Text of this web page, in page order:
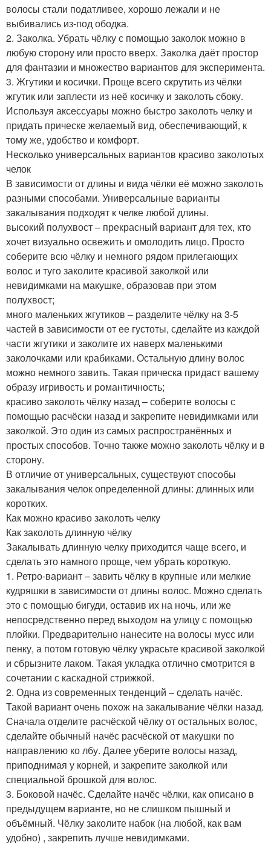
волосы стали податливее, хорошо лежали и не
выбивались из-под ободка.
2. Заколка. Убрать чёлку с помощью заколок можно в
любую сторону или просто вверх. Заколка даёт простор
для фантазии и множество вариантов для эксперимента.
3. Жгутики и косички. Проще всего скрутить из чёлки
жгутик или заплести из неё косичку и заколоть сбоку.
Используя аксессуары можно быстро заколоть челку и
придать прическе желаемый вид, обеспечивающий, к
тому же, удобство и комфорт.
Несколько универсальных вариантов красиво заколотых
челок
В зависимости от длины и вида чёлки её можно заколоть
разными способами. Универсальные варианты
закалывания подходят к челке любой длины.
высокий полухвост – прекрасный вариант для тех, кто
хочет визуально освежить и омолодить лицо. Просто
соберите всю чёлку и немного рядом прилегающих
волос и туго заколите красивой заколкой или
невидимками на макушке, образовав при этом
полухвост;
много маленьких жгутиков – разделите чёлку на 3-5
частей в зависимости от ее густоты, сделайте из каждой
части жгутики и заколите их наверх маленькими
заколочками или крабиками. Остальную длину волос
можно немного завить. Такая прическа придаст вашему
образу игривость и романтичность;
красиво заколоть чёлку назад – соберите волосы с
помощью расчёски назад и закрепите невидимками или
заколкой. Это один из самых распространённых и
простых способов. Точно также можно заколоть чёлку и в
сторону.
В отличие от универсальных, существуют способы
закалывания челок определенной длины: длинных или
коротких.
Как можно красиво заколоть челку
Как заколоть длинную чёлку
Закалывать длинную челку приходится чаще всего, и
сделать это намного проще, чем убрать короткую.
1. Ретро-вариант – завить чёлку в крупные или мелкие
кудряшки в зависимости от длины волос. Можно сделать
это с помощью бигуди, оставив их на ночь, или же
непосредственно перед выходом на улицу с помощью
плойки. Предварительно нанесите на волосы мусс или
пенку, а потом готовую чёлку украсьте красивой заколкой
и сбрызните лаком. Такая укладка отлично смотрится в
сочетании с каскадной стрижкой.
2. Одна из современных тенденций – сделать начёс.
Такой вариант очень похож на закалывание чёлки назад.
Сначала отделите расчёской чёлку от остальных волос,
сделайте обычный начёс расчёской от макушки по
направлению ко лбу. Далее уберите волосы назад,
приподнимая у корней, и закрепите заколкой или
специальной брошкой для волос.
3. Боковой начёс. Сделайте начёс чёлки, как описано в
предыдущем варианте, но не слишком пышный и
объёмный. Чёлку заколите набок (на любой, как вам
удобно) , закрепить лучше невидимками.